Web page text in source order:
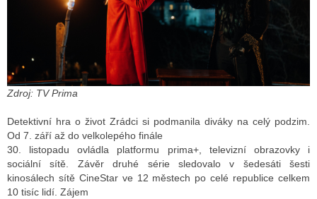
INTERNET
RÁDIA
STRÁNKY RÁDIÍ
STRÁNKY TV
Zdroj: TV Prima
Detektivní hra o život Zrádci si podmanila diváky na celý podzim.
Od 7. září až do velkolepého finále
30. listopadu ovládla platformu prima+, televizní obrazovky i
sociální sítě. Závěr druhé série sledovalo v šedesáti šesti
kinosálech sítě CineStar ve 12 městech po celé republice celkem
10 tisíc lidí. Zájem